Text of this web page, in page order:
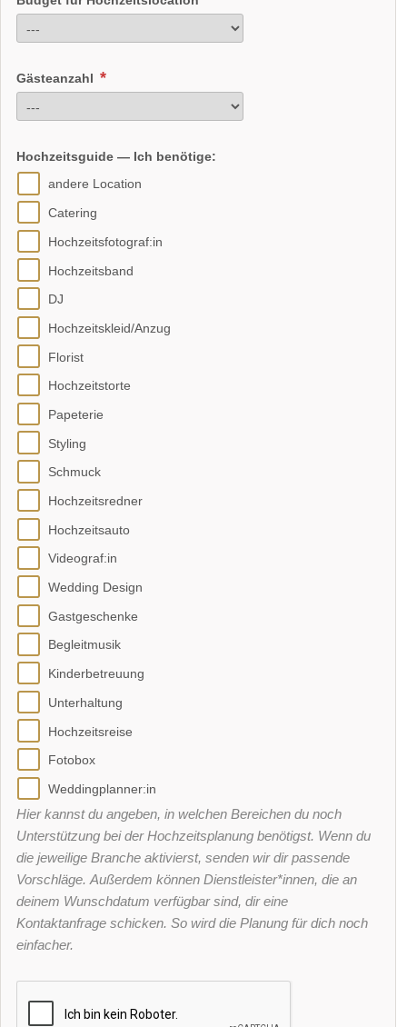
Gästeanzahl
Hochzeitsguide — Ich benötige:
andere Location
Catering
Hochzeitsfotograf:in
Hochzeitsband
DJ
Hochzeitskleid/Anzug
Florist
Hochzeitstorte
Papeterie
Styling
Schmuck
Hochzeitsredner
Hochzeitsauto
Videograf:in
Wedding Design
Gastgeschenke
Begleitmusik
Kinderbetreuung
Unterhaltung
Hochzeitsreise
Fotobox
Weddingplanner:in
Hier kannst du angeben, in welchen Bereichen du noch
Unterstützung bei der Hochzeitsplanung benötigst. Wenn du
die jeweilige Branche aktivierst, senden wir dir passende
Vorschläge. Außerdem können Dienstleister*innen, die an
deinem Wunschdatum verfügbar sind, dir eine
Kontaktanfrage schicken. So wird die Planung für dich noch
einfacher.